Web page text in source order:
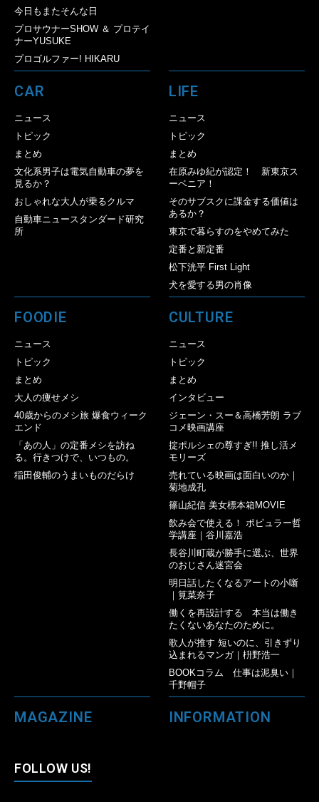
今日もまたそんな日
プロサウナーSHOW ＆ プロテイ
ナーYUSUKE
プロゴルファー! HIKARU
CAR
ニュース
トピック
まとめ
文化系男子は電気自動車の夢を
見るか？
おしゃれな大人が乗るクルマ
自動車ニュースタンダード研究
所
LIFE
ニュース
トピック
まとめ
在原みゆ紀が認定！ 新東京ス
ーベニア！
そのサブスクに課金する価値は
あるか？
東京で暮らすのをやめてみた
定番と新定番
松下洸平 First Light
犬を愛する男の肖像
FOODIE
ニュース
トピック
まとめ
大人の痩せメシ
40歳からのメシ旅 爆食ウィーク
エンド
「あの人」の定番メシを訪ね
る。行きつけで、いつもの。
稲田俊輔のうまいものだらけ
CULTURE
ニュース
トピック
まとめ
インタビュー
ジェーン・スー＆高橋芳朗 ラブ
コメ映画講座
掟ポルシェの尊すぎ!! 推し活メ
モリーズ
売れている映画は面白いのか｜
菊地成孔
篠山紀信 美女標本箱MOVIE
飲み会で使える！ ポピュラー哲
学講座｜谷川嘉浩
長谷川町蔵が勝手に選ぶ、世界
のおじさん迷宮会
明日話したくなるアートの小噺
｜筧菜奈子
働くを再設計する 本当は働き
たくないあなたのために。
歌人が推す 短いのに、引きずり
込まれるマンガ｜枡野浩一
BOOKコラム 仕事は泥臭い｜
千野帽子
MAGAZINE INFORMATION
FOLLOW US!